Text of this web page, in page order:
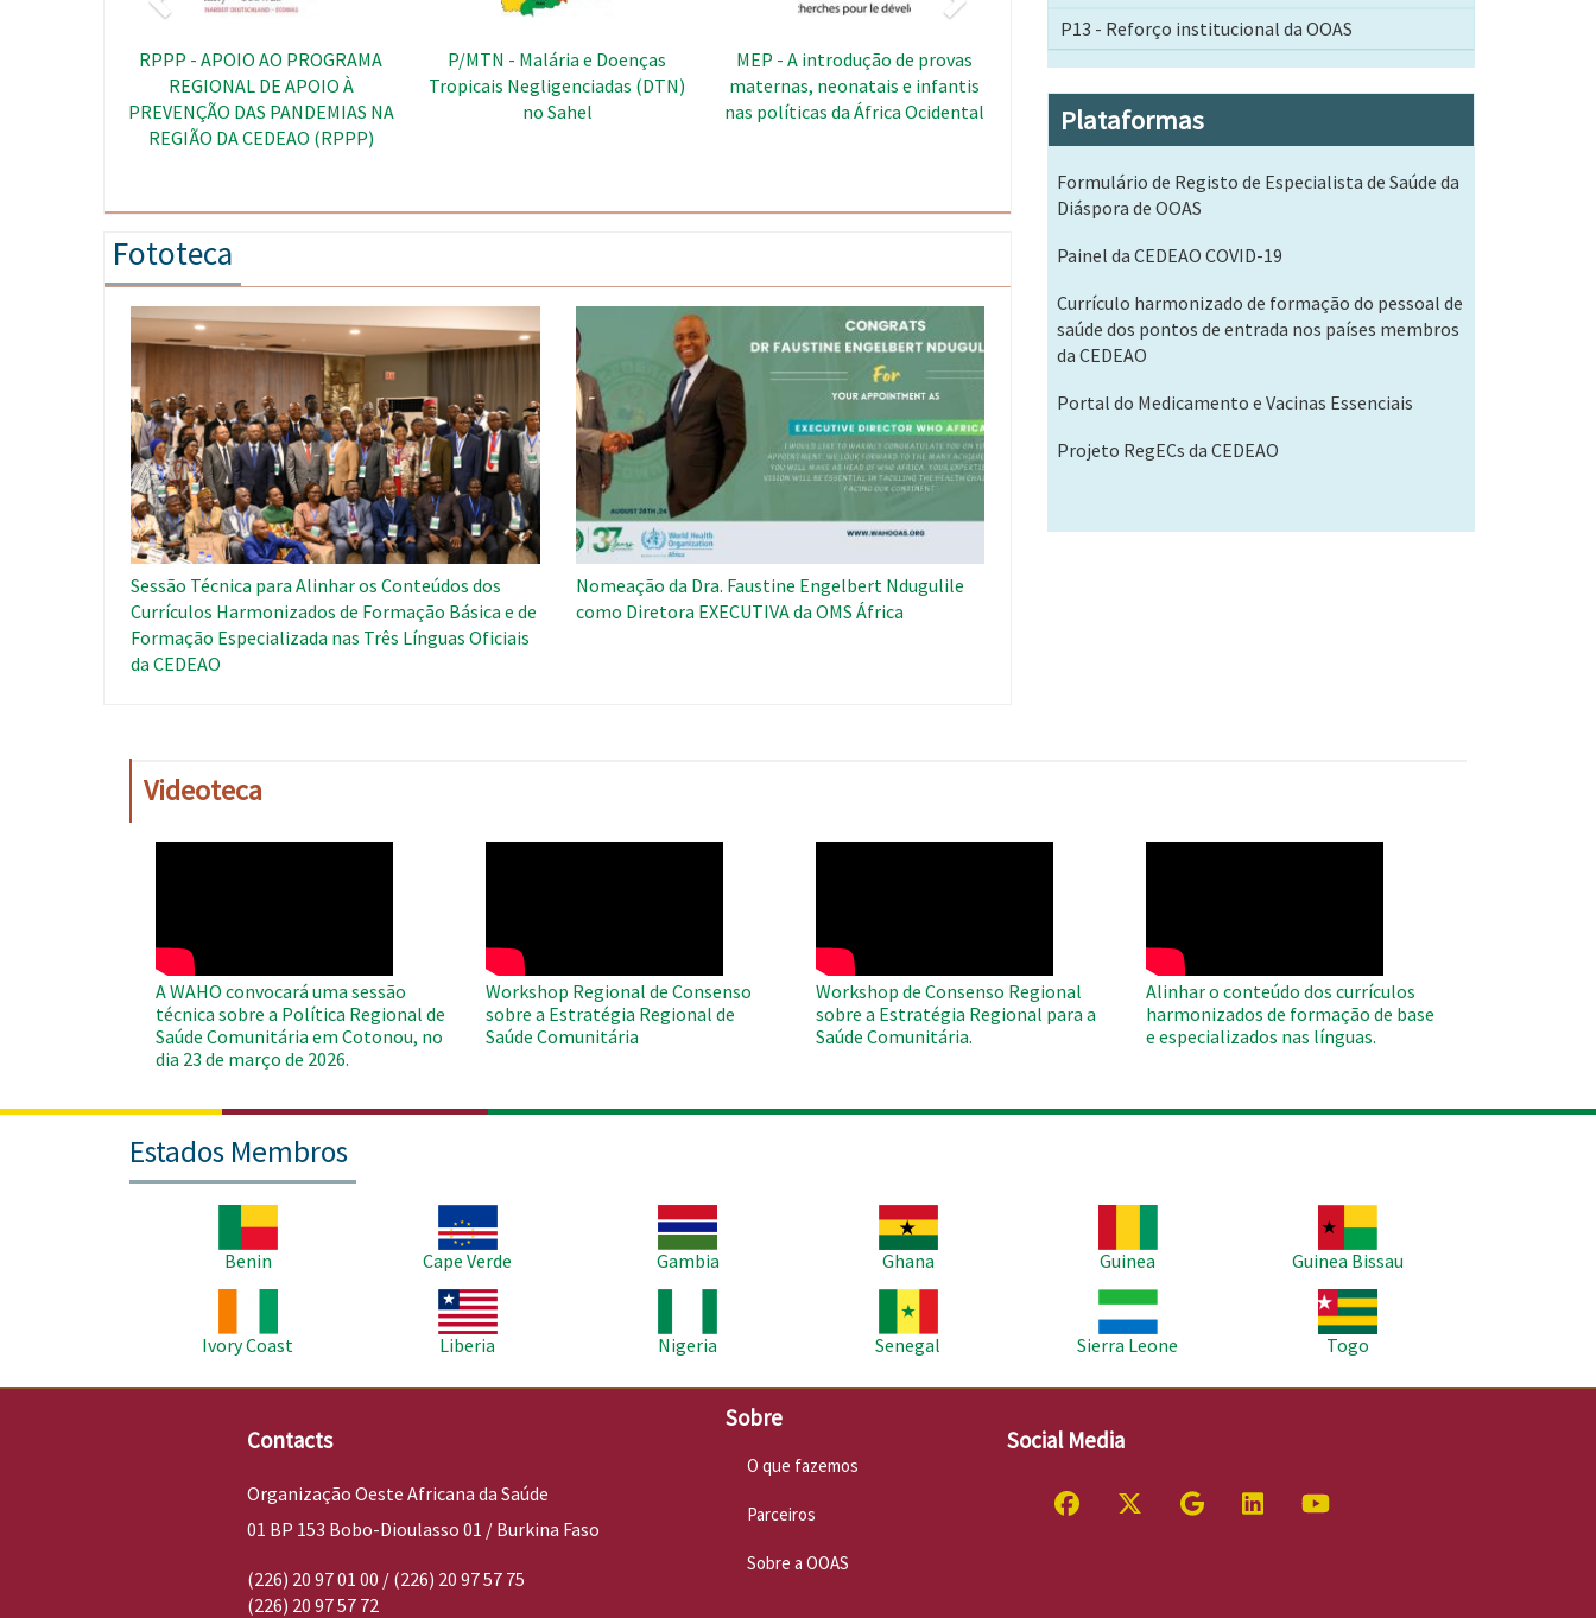
PRSR - Programa Regional de
Saúde Reprodutiva, Planeamento
Familiar e Prevenção do VIH/SIDA
na região da CEDEAO
REDISSE - Reforço dos sistemas
de vigilância de doenças na África
Ocidental
SWEDD - Empoderamento das
Mulheres e Dividendo
Demográfico no Sahel
Fototeca
Imagem
Sessão Técnica para Alinhar os Conteúdos dos
Currículos Harmonizados de Formação Básica e de
Formação Especializada nas Três Línguas Oficiais
da CEDEAO
Nomeação da Dra. Faustine Engelbert Ndugulile
como Diretora EXECUTIVA da OMS África
P13 - Reforço institucional da OOAS
Plataformas
Formulário de Registo de Especialista de Saúde da
Diáspora de OOAS
Painel da CEDEAO COVID-19
Currículo harmonizado de formação do pessoal de
saúde dos pontos de entrada nos países membros
da CEDEAO
Portal do Medicamento e Vacinas Essenciais
Projeto RegECs da CEDEAO
Videoteca
A WAHO convocará uma sessão
técnica sobre a Política Regional de
Saúde Comunitária em Cotonou, no
dia 23 de março de 2026.
Workshop Regional de Consenso
sobre a Estratégia Regional de
Saúde Comunitária
Workshop de Consenso Regional
sobre a Estratégia Regional para a
Saúde Comunitária.
Alinhar o conteúdo dos currículos
harmonizados de formação de base
e especializados nas línguas.
Estados Membros
Benin
Cape Verde
Imagem
Gambia
Imagem
Ghana
Guinea
Guinea Bissau
Ivory Coast
Imagem
Liberia
Nigeria
Senegal
Imagem
Sierra Leone
Imagem
Togo
Contacts
Organização Oeste Africana da Saúde
01 BP 153 Bobo-Dioulasso 01 / Burkina Faso
(226) 20 97 01 00 / (226) 20 97 57 75
(226) 20 97 57 72
Sobre
O que fazemos
Parceiros
Sobre a OOAS
Social Media